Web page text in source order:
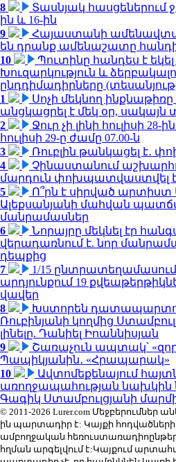
8
Տասնյակ հասցեներում
ին և 16-ին
9
Հայաստանի
են դրանք ամենաշատը
10
Պուտինը հանդես է
Խուզարկություն և
ընդդիմադիրները
1
Սոչի մեկնող
անցկացրել է մեկ օր, սակայն
2
Ջուր չի լինի հուլիսի 28-
հուլիսի 29-ը ժամը 07.00-ն
3
Ռուբլին թանկացել է․
4
Չինաստանում
մարդուն փոխպատվաստվել
5
Ո՞րն է սիրված
Ալեքսանյանի մահվան
մանրամասներ
6
Նորայրը մեկնել էր
վերադառնում է. նոր
դեպքից
7
1/15
արդյունքում 19
վավեր
8
Խստորեն
Ռուբինյանի կողմից
լինելը. Դանիել Իոաննիսյան
9
Շառաչուն ապտակ՝
Պապիկյանին․ «Հրապարակ»
10
Ավտոմեքենայում
առողջապահության նախկին
Գագիկ Ստամբուլցյանի
© 2011-2026 Lurer.com Մեջբերումներ
ին պարտադիր է: Կայքի
ամբողջական
հղման արգելվում է:Կայքում